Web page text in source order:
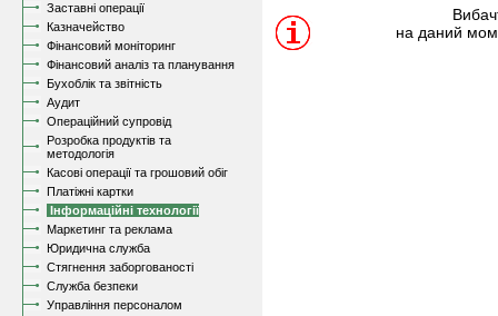
Заставні операції
Казначейство
Фінансовий моніторинг
Фінансовий аналіз та планування
Бухоблік та звітність
Аудит
Операційний супровід
Розробка продуктів та
методологія
Касові операції та грошовий обіг
Платіжні картки
Інформаційні технології
Маркетинг та реклама
Юридична служба
Стягнення заборгованості
Служба безпеки
Управління персоналом
на даний